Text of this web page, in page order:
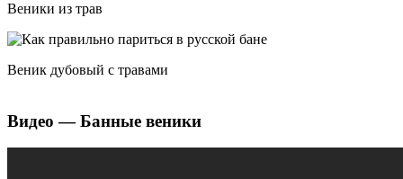
Веники из трав
Веник дубовый с травами
Видео — Банные веники